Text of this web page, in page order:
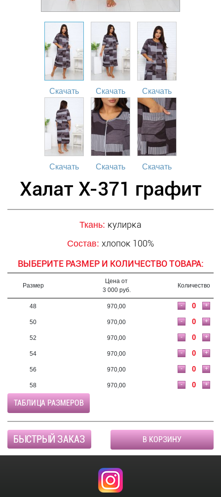
Скачать Скачать Скачать
Скачать Скачать Скачать
Халат Х-371 графит
Ткань: кулирка
Состав: хлопок 100%
ВЫБЕРИТЕ РАЗМЕР И КОЛИЧЕСТВО ТОВАРА:
Размер
Цена от
3 000 руб.
Количество
48 970,00 +
-
50 970,00 +
-
52 970,00 +
-
54 970,00 +
-
56 970,00 +
-
58 970,00 +
-
ТАБЛИЦА РАЗМЕРОВ
БЫСТРЫЙ ЗАКАЗ В КОРЗИНУ